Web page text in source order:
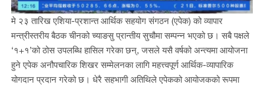
मे २३ तारिख एशिया-प्रशान्त आर्थिक सहयोग संगठन (एपेक) को व्यापार
मन्त्रीस्तरीय बैठक चीनको च्याङसु प्रान्तीय सुचौमा सम्पन्न भएको छ। सबै पक्षले
‘१+१’को ठोस उपलब्धि हासिल गरेका छन्, जसले यसै वर्षको अन्त्यमा आयोजना
हुने एपेक अनौपचारिक शिखर सम्मेलनका लागि महत्त्वपूर्ण आर्थिक-व्यापारिक
योगदान प्रदान गरेको छ। धेरै सहभागी अतिथिले एपेकको आयोजकको रूपमा